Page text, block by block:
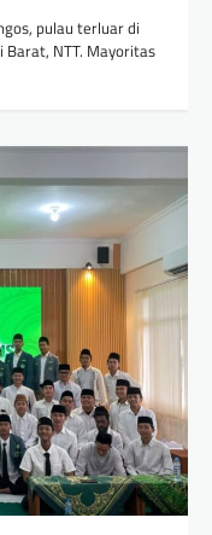
pulau terluar di
NTT. Mayoritas